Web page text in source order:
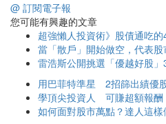
@ 訂閱電子報
您可能有興趣的文章
超強懶人投資術》股債通吃的
當「散戶」開始做空，代表
雷浩斯公開挑選「優越好股
用巴菲特準星 2招篩出績優
學頂尖投資人 可賺超額報酬
如何面對股市萬點？達人這